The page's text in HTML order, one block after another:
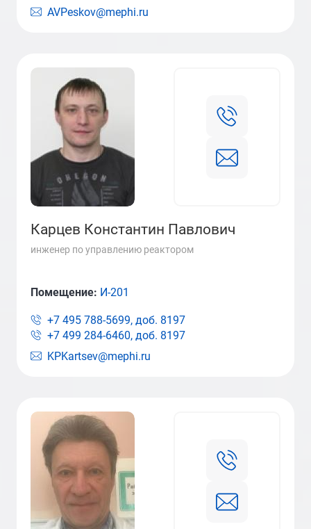
AVPeskov@mephi.ru
Карцев Константин Павлович
инженер по управлению реактором
KPKartsev@mephi.ru
Помещение: И-201
+7 495 788-5699, доб. 8197
+7 499 284-6460, доб. 8197